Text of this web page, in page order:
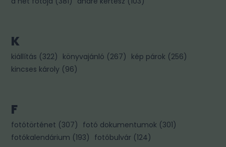
K
kiállítás (322) könyvajánló (267) kép párok (256)
kincses károly (96)
F
fotótörténet (307) fotó dokumentumok (301)
fotókalendárium (193) fotóbulvár (124)